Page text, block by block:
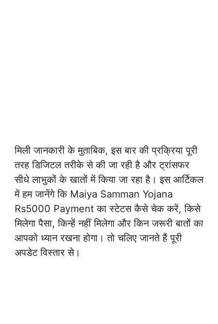
मिली जानकारी के मुताबिक, इस बार की प्रक्रिया पूरी
तरह डिजिटल तरीके से की जा रही है और ट्रांसफर
सीधे लाभुकों के खातों में किया जा रहा है। इस आर्टिकल
में हम जानेंगे कि Maiya Samman Yojana
Rs5000 Payment का स्टेटस कैसे चेक करें, किसे
मिलेगा पैसा, किन्हें नहीं मिलेगा और किन जरूरी बातों का
आपको ध्यान रखना होगा। तो चलिए जानते हैं पूरी
अपडेट विस्तार से।